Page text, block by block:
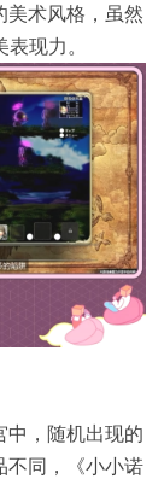
美术风格，虽然
现力。
中，随机出现的
不同，《小小诺